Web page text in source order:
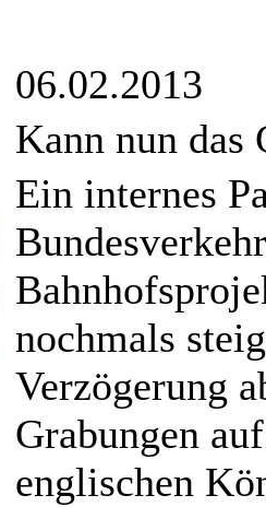
06.02.2013
Kann nun das
Ein internes
nochmals
Verzögerung
Grabungen
englischen